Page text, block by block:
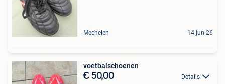
Mechelen 14 jun 26
voetbalschoenen
€ 50,00 Details